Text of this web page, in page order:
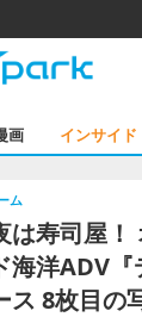
画 インサイド
は寿司屋！
海洋ADV
ス 8枚目の
ム